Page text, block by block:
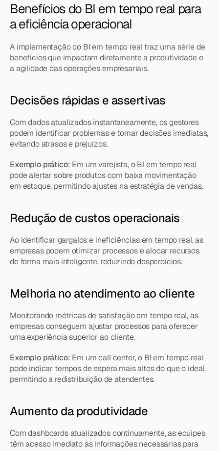
Benefícios do BI em tempo real para
a eficiência operacional
A implementação do BI em tempo real traz uma série de
benefícios que impactam diretamente a produtividade e
a agilidade das operações empresariais.
Decisões rápidas e assertivas
Com dados atualizados instantaneamente, os gestores
podem identificar problemas e tomar decisões imediatas,
evitando atrasos e prejuízos.
Exemplo prático: Em um varejista, o BI em tempo real
pode alertar sobre produtos com baixa movimentação
em estoque, permitindo ajustes na estratégia de vendas.
Redução de custos operacionais
Ao identificar gargalos e ineficiências em tempo real, as
empresas podem otimizar processos e alocar recursos
de forma mais inteligente, reduzindo desperdícios.
Melhoria no atendimento ao cliente
Monitorando métricas de satisfação em tempo real, as
empresas conseguem ajustar processos para oferecer
uma experiência superior ao cliente.
Exemplo prático: Em um call center, o BI em tempo real
pode indicar tempos de espera mais altos do que o ideal,
permitindo a redistribuição de atendentes.
Aumento da produtividade
Com dashboards atualizados continuamente, as equipes
têm acesso imediato às informações necessárias para